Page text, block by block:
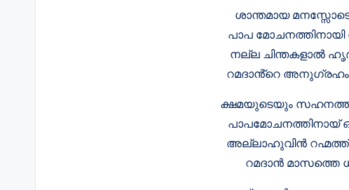
ശാന്തമായ
പാപ മോചനത്തിനായി
നല്ല ചിന്തകളാൽ
റമദാൻ്റെ അനുഗ്രഹം
ക്ഷമയുടെയും
പാപമോചനത്തിനായ്
അല്ലാഹുവിൻ റഹ്മത്ത്
റമദാൻ മാസത്തെ